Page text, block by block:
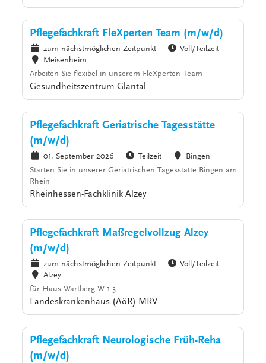
Pflegefachkraft FleXperten Team (m/w/d)
zum nächstmöglichen Zeitpunkt
Voll/Teilzeit
Meisenheim
Arbeiten Sie flexibel in unserem FleXperten-Team
Gesundheitszentrum Glantal
Pflegefachkraft Geriatrische Tagesstätte
(m/w/d)
01. September 2026 Teilzeit
Bingen
Starten Sie in unserer Geriatrischen Tagesstätte Bingen am
Rhein
Rheinhessen-Fachklinik Alzey
Pflegefachkraft Maßregelvollzug Alzey
(m/w/d)
zum nächstmöglichen Zeitpunkt
Voll/Teilzeit
Alzey
für Haus Wartberg W 1-3
Landeskrankenhaus (AöR) MRV
Pflegefachkraft Neurologische Früh-Reha
(m/w/d)